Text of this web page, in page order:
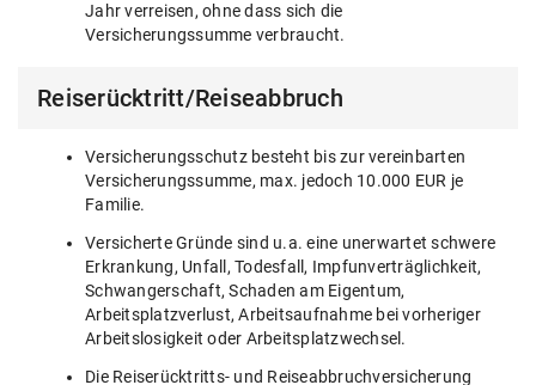
Jahr verreisen, ohne dass sich die
Versicherungssumme verbraucht.
Reiserücktritt/Reiseabbruch
Versicherungsschutz besteht bis zur vereinbarten
Versicherungssumme, max. jedoch 10.000 EUR je
Familie.
Versicherte Gründe sind u.a. eine unerwartet schwere
Erkrankung, Unfall, Todesfall, Impfunverträglichkeit,
Schwangerschaft, Schaden am Eigentum,
Arbeitsplatzverlust, Arbeitsaufnahme bei vorheriger
Arbeitslosigkeit oder Arbeitsplatzwechsel.
Die Reiserücktritts- und Reiseabbruchversicherung